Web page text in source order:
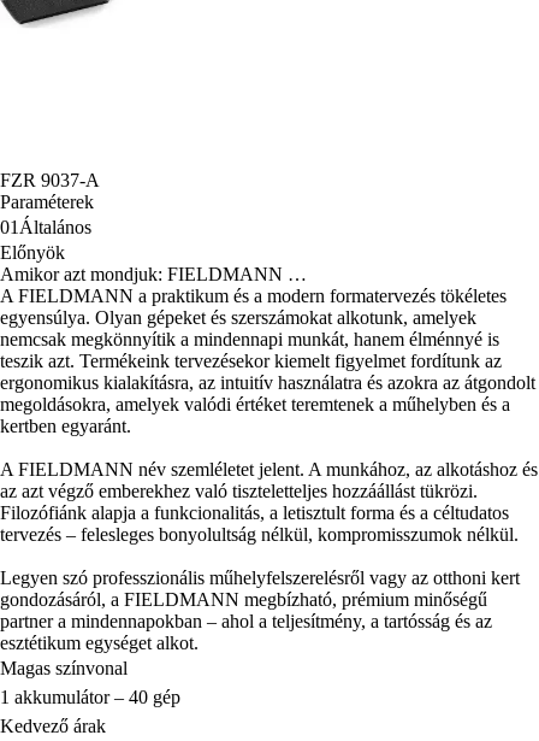
FZR 9037-A
Paraméterek
01 Általános
Előnyök
Amikor azt mondjuk: FIELDMANN …
A FIELDMANN a praktikum és a modern formatervezés tökéletes
egyensúlya. Olyan gépeket és szerszámokat alkotunk, amelyek
nemcsak megkönnyítik a mindennapi munkát, hanem élménnyé is
teszik azt. Termékeink tervezésekor kiemelt figyelmet fordítunk az
ergonomikus kialakításra, az intuitív használatra és azokra az átgondolt
megoldásokra, amelyek valódi értéket teremtenek a műhelyben és a
kertben egyaránt.
A FIELDMANN név szemléletet jelent. A munkához, az alkotáshoz és
az azt végző emberekhez való tiszteletteljes hozzáállást tükrözi.
Filozófiánk alapja a funkcionalitás, a letisztult forma és a céltudatos
tervezés – felesleges bonyolultság nélkül, kompromisszumok nélkül.
Legyen szó professzionális műhelyfelszerelésről vagy az otthoni kert
gondozásáról, a FIELDMANN megbízható, prémium minőségű
partner a mindennapokban – ahol a teljesítmény, a tartósság és az
esztétikum egységet alkot.
Magas színvonal
1 akkumulátor – 40 gép
Kedvező árak